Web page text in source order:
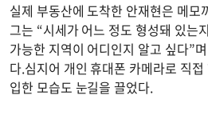
실제 부동산에 도착한 안재현은 메모
그는 “시세가 어느 정도 형성돼 있는
가능한 지역이 어디인지 알고 싶다”
다.심지어 개인 휴대폰 카메라로 직
입한 모습도 눈길을 끌었다.